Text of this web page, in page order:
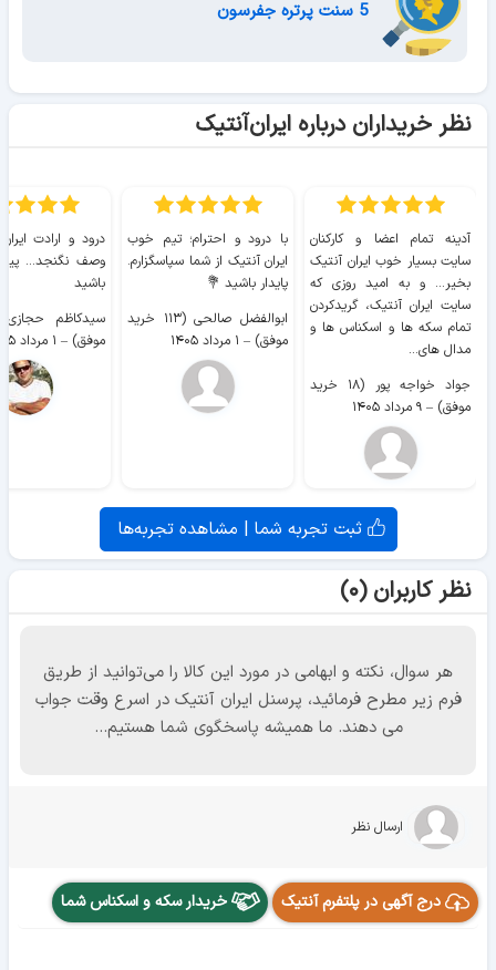
5 سنت پرتره جفرسون
نظر خریداران درباره ایران‌آنتیک
آدینه تمام اعضا و کارکنان
سایت بسیار خوب ايران آنتیک
بخیر... و به امید روزی که
سایت ايران آنتیک، گریدکردن
تمام سکه ها و اسکناس ها و
مدال های...
جواد خواجه پور (۱۸ خرید
موفق) – ۹ مرداد ۱۴۰۵
با درود و احترام؛ تیم خوب
ایران آنتیک از شما سپاسگزارم.
پایدار باشید 💐
ابوالفضل صالحی (۱۱۳ خرید
موفق) – ۱ مرداد ۱۴۰۵
درود و ارادت
وصف نگنجد...
باشید
موفق) – ۱ مرداد ۱۴۰۵
ثبت تجربه شما | مشاهده تجربه‌ها
نظر کاربران (۰)
هر سوال، نکته و ابهامی در مورد این کالا را می‌توانید از طریق
فرم زیر مطرح فرمائید، پرسنل ایران آنتیک در اسرع وقت جواب
می دهند. ما همیشه پاسخگوی شما هستیم...
ارسال نظر
درج آگهی در پلتفرم آنتیک خریدار سکه و اسکناس شما